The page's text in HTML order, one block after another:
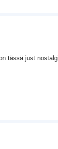
tässä just